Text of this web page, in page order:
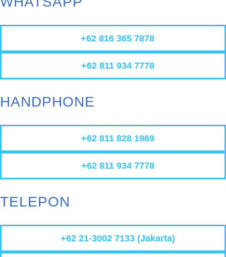
+62 816 365 7878
+62 811 934 7778
HANDPHONE
+62 811 828 1969
+62 811 934 7778
TELEPON
+62 21-3002 7133 (Jakarta)